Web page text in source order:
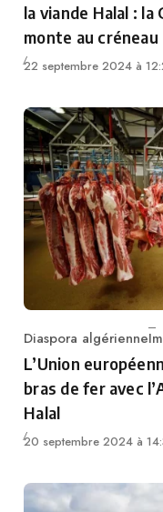
la viande Halal : la
monte au créneau
22 septembre 2024 à
Category
Diaspora algérienne
L’Union
bras de fer avec
Halal
20 septembre 2024 à